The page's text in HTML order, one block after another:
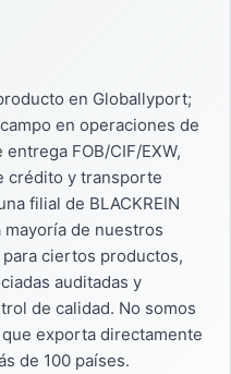
en Globallyport;
en operaciones de
FOB/CIF/EXW,
crédito y transporte
filial de BLACKREIN
mayoría de nuestros
ciertos productos,
auditadas y
de calidad. No somos
exporta directamente
de 100 países.